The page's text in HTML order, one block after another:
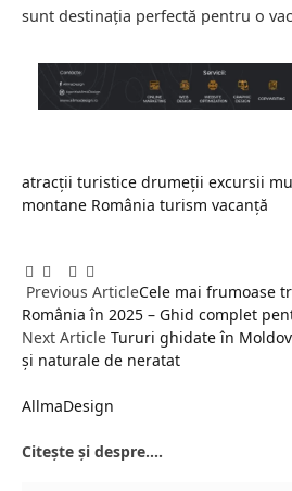
sunt destinația perfectă pentru o
atracții turistice drumeții excursii
montane România turism vacanță
Facebook
Twitter
Pinterest
LinkedIn
Tumblr
Previous ArticleCele mai frumoase
România în 2025 – Ghid complet
Next Article Tururi ghidate în
și naturale de neratat
AllmaDesign
Citește și despre....